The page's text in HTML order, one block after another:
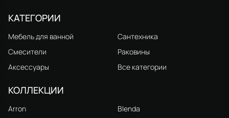
КАТЕГОРИИ
Мебель для ванной
Сантехника
Смесители
Раковины
Аксессуары
Все категории
КОЛЛЕКЦИИ
Arron
Blenda